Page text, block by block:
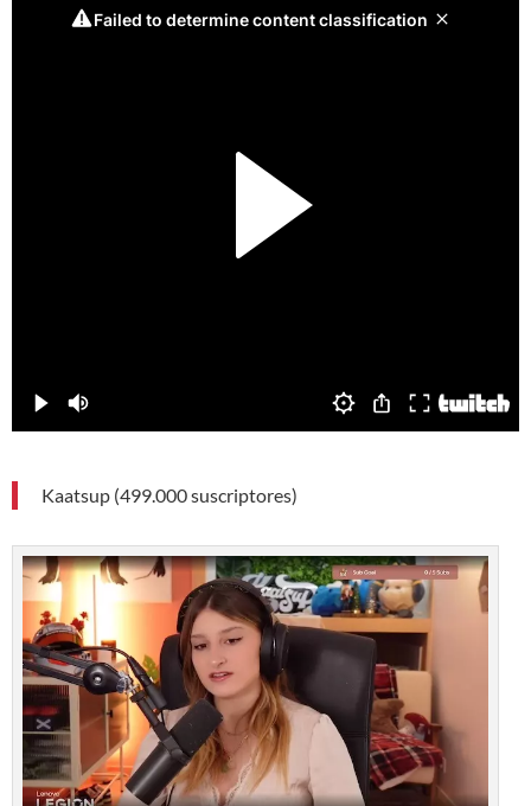
Kaatsup (499.000 suscriptores)